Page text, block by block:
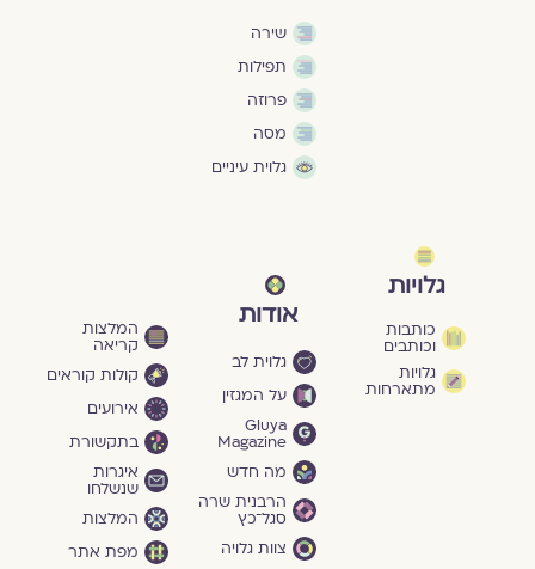
שירה
תפילות
פרוזה
מסה
גלוית עיניים
גלויות
כותבות
וכותבים
גלויות
מתארחות
אודות
גלוית לב
על המגזין
Gluya
Magazine
מה חדש
הרבנית שרה
סגל־כץ
צוות גלויה
המלצות
קריאה
קולות קוראים
אירועים
בתקשורת
איגרות
שנשלחו
המלצות
מפת אתר